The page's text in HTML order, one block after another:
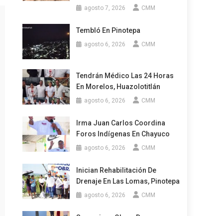
agosto 7, 2026 CMM
Tembló En Pinotepa
agosto 6, 2026 CMM
Tendrán Médico Las 24 Horas
En Morelos, Huazolotitlán
agosto 6, 2026 CMM
Irma Juan Carlos Coordina
Foros Indígenas En Chayuco
agosto 6, 2026 CMM
Inician Rehabilitación De
Drenaje En Las Lomas, Pinotepa
agosto 6, 2026 CMM